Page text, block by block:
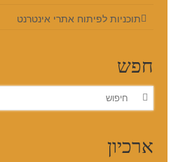
תוכניות לפיתוח אתרי אינטרנט
חפש
חפש
ארכיון